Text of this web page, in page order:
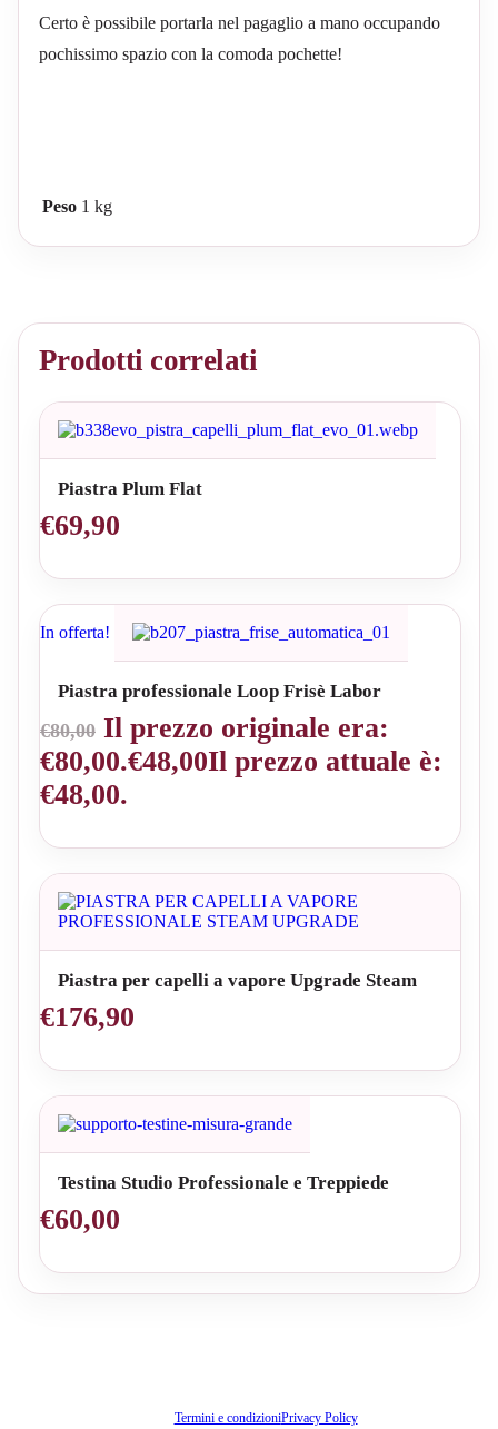
Certo è possibile portarla nel pagaglio a mano occupando
pochissimo spazio con la comoda pochette!
Peso 1 kg
Prodotti correlati
Piastra Plum Flat
€69,90
In offerta!
Piastra professionale Loop Frisè Labor
€80,00 Il prezzo originale era:
€80,00.€48,00Il prezzo attuale è:
€48,00.
Piastra per capelli a vapore Upgrade Steam
€176,90
Testina Studio Professionale e Treppiede
€60,00
Termini e condizioniPrivacy Policy